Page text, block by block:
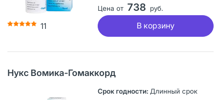
11
Цена от 738 руб.
В корзину
Нукс Вомика-Гомаккорд
Длинный срок